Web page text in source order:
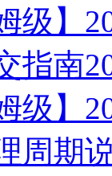
级】
指南
级】
周期